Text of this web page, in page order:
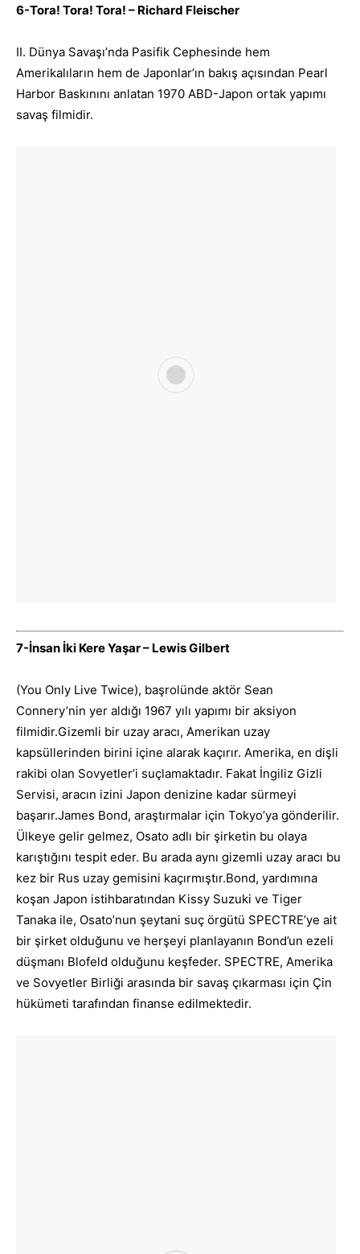
6-Tora! Tora! Tora! – Richard Fleischer
II. Dünya Savaşı’nda Pasifik Cephesinde hem
Amerikalıların hem de Japonlar’ın bakış açısından Pearl
Harbor Baskınını anlatan 1970 ABD-Japon ortak yapımı
savaş filmidir.
7-İnsan İki Kere Yaşar – Lewis Gilbert
(You Only Live Twice), başrolünde aktör Sean
Connery’nin yer aldığı 1967 yılı yapımı bir aksiyon
filmidir.Gizemli bir uzay aracı, Amerikan uzay
kapsüllerinden birini içine alarak kaçırır. Amerika, en dişli
rakibi olan Sovyetler’i suçlamaktadır. Fakat İngiliz Gizli
Servisi, aracın izini Japon denizine kadar sürmeyi
başarır.James Bond, araştırmalar için Tokyo’ya gönderilir.
Ülkeye gelir gelmez, Osato adlı bir şirketin bu olaya
karıştığını tespit eder. Bu arada aynı gizemli uzay aracı bu
kez bir Rus uzay gemisini kaçırmıştır.Bond, yardımına
koşan Japon istihbaratından Kissy Suzuki ve Tiger
Tanaka ile, Osato’nun şeytani suç örgütü SPECTRE’ye ait
bir şirket olduğunu ve herşeyi planlayanın Bond’un ezeli
düşmanı Blofeld olduğunu keşfeder. SPECTRE, Amerika
ve Sovyetler Birliği arasında bir savaş çıkarması için Çin
hükümeti tarafından finanse edilmektedir.